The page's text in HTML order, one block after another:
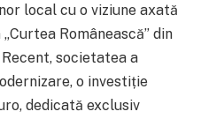
local cu o viziune axată
Românească” din
societatea a
o investiție
dedicată exclusiv